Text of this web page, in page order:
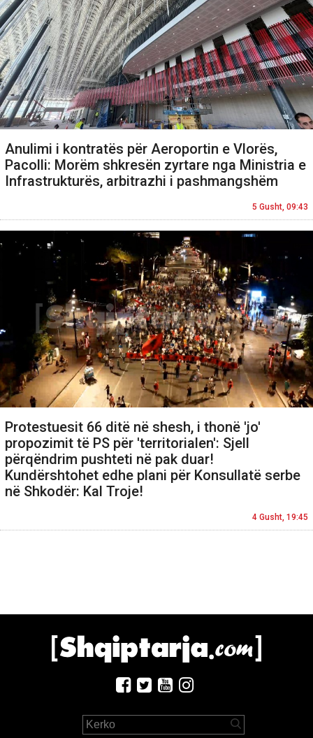
Anulimi i kontratës për Aeroportin e Vlorës,
Pacolli: Morëm shkresën zyrtare nga Ministria e
Infrastrukturës, arbitrazhi i pashmangshëm
5 Gusht, 09:43
Protestuesit 66 ditë në shesh, i thonë 'jo'
propozimit të PS për 'territorialen': Sjell
përqëndrim pushteti në pak duar!
Kundërshtohet edhe plani për Konsullatë serbe
në Shkodër: Kal Troje!
4 Gusht, 19:45